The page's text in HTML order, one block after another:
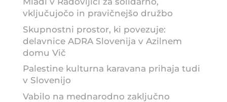
vključujočo in pravičnejšo družbo
Skupnostni prostor, ki povezuje:
delavnice ADRA Slovenija v Azilnem
domu Vič
Palestine kulturna karavana prihaja tudi
v Slovenijo
Vabilo na mednarodno zaključno